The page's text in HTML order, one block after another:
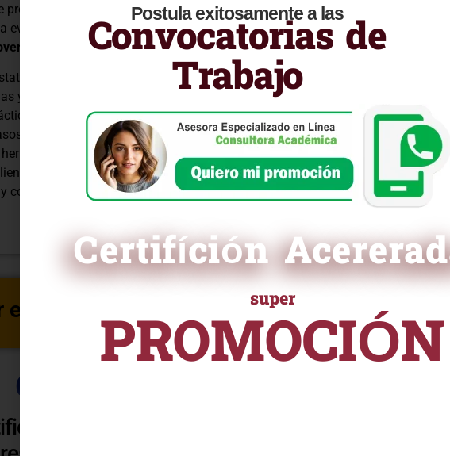
propuestas y criterios de ponderación.
evaluación transparente y eficaz.
y Simulación Práctica
y prevención de conflictos de interés.
y recursos impugnatorios.
corruptas.
reales y análisis de situaciones complejas.
esenciales para destacar en el ámbito de las
con los estándares del OSCE en Perú. ¡Prepárate para
contribuir al desarrollo eficiente de las adquisiciones
estructura curricular en PDF
Certificación
ampliamente reconocida en el
Postula exitosamente a las
Convocatorias de
Trabajo
Certifíción
super
PROMOCIÓN